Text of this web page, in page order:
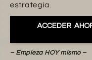
estrategia.
ACCEDER
– Empieza HOY mismo –